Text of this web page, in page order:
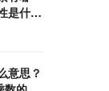
是什
意思？